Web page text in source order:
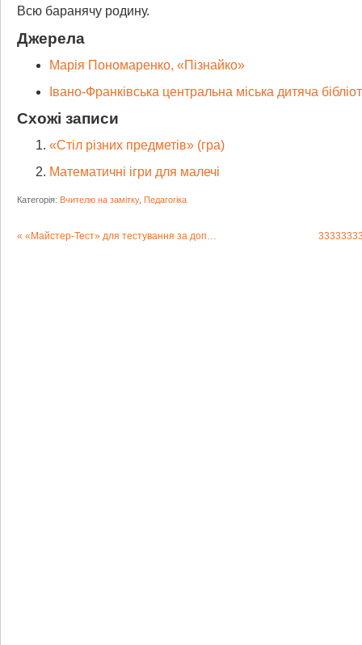
Всю баранячу родину.
Джерела
Марія Пономаренко, «Пізнайко»
Івано-Франківська центральна міська дитяча
Схожі записи
«Стіл різних предметів» (гра)
Математичні ігри для малечі
Категорія: Вчителю на замітку, Педагогіка
«Майстер-Тест» для тестування за допомогою онлайн тестів